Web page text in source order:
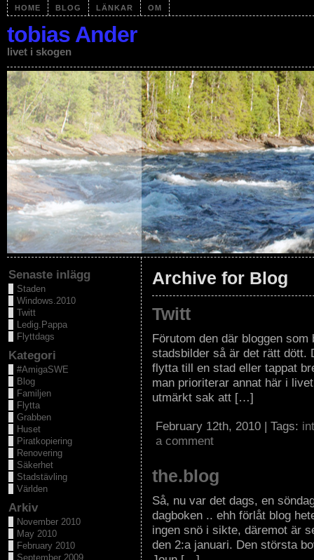
HOME BLOG LÄNKAR OM
tobias Ander
livet i skogen
Archive for Blog
Twitt
Förutom den där bloggen
stadsbilder så är det rätt dött.
flytta till en stad eller tappat
man prioriterar annat här i
utmärkt sak att […]
February 12th, 2010 | Tags:
a comment
the.blog
Så, nu var det dags, en
dagboken .. ehh förlåt blog
ingen snö i sikte, däremot är
den 2:a januari. Den största
Senaste inlägg
Staden
Windows.2010
Twitt
Ledig.Pappa
Flyttdags
Kategori
#AmigaSWE
Blog
Familjen
Flytta
Grabben
Huset
Piratkopiering
Renovering
Säkerhet
Stadstävling
Världen
Arkiv
November 2010
May 2010
February 2010
September 2009